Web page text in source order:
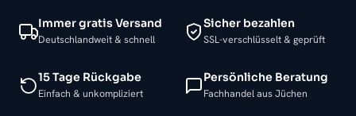
Immer gratis Versand
Deutschlandweit & schnell
Sicher bezahlen
SSL-verschlüsselt & geprüft
15 Tage Rückgabe
Einfach & unkompliziert
Persönliche Beratung
Fachhandel aus Jüchen